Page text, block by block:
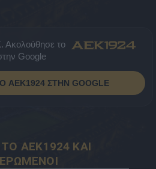
Ακολούθησε το
Google
AEK1924 ΣΤΗΝ GOOGLE
AEK1924 ΚΑΙ